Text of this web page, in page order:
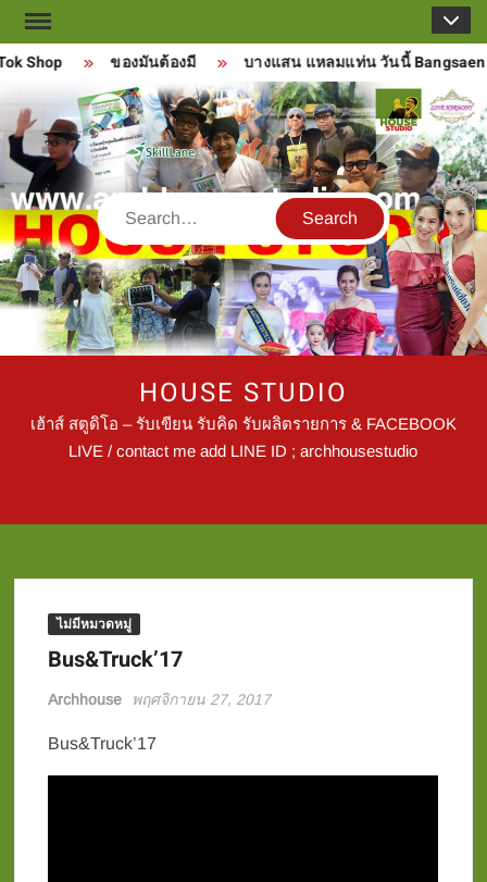
Skip
to
content
Shop ของมันต้องมี บางแสน แหลมแท่น วันนี้ Bangsaen
Search
HOUSE STUDIO
เฮ้าส์ สตูดิโอ – รับเขียน รับคิด รับผลิตรายการ & FACEBOOK
LIVE / contact me add LINE ID ; archhousestudio
ไม่มีหมวดหมู่
Bus&Truck’17
Archhouse พฤศจิกายน 27, 2017
Bus&Truck’17